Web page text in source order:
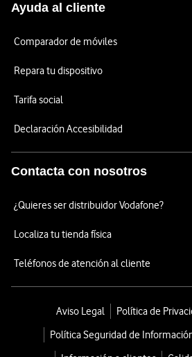
Ayuda al cliente
Comparador de móviles
Repara tu dispositivo
Tarifa social
Declaración Accesibilidad
Contacta con nosotros
¿Quieres ser distribuidor Vodafone?
Localiza tu tienda física
Teléfonos de atención al cliente
Aviso Legal
Política de
Política Seguridad de